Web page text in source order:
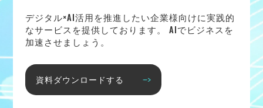
デジタル×AI活用を推進したい企業様向けに実践的
なサービスを提供しております。 AIでビジネスを
加速させましょう。
資料ダウンロードする